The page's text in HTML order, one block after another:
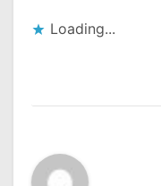
Loading...